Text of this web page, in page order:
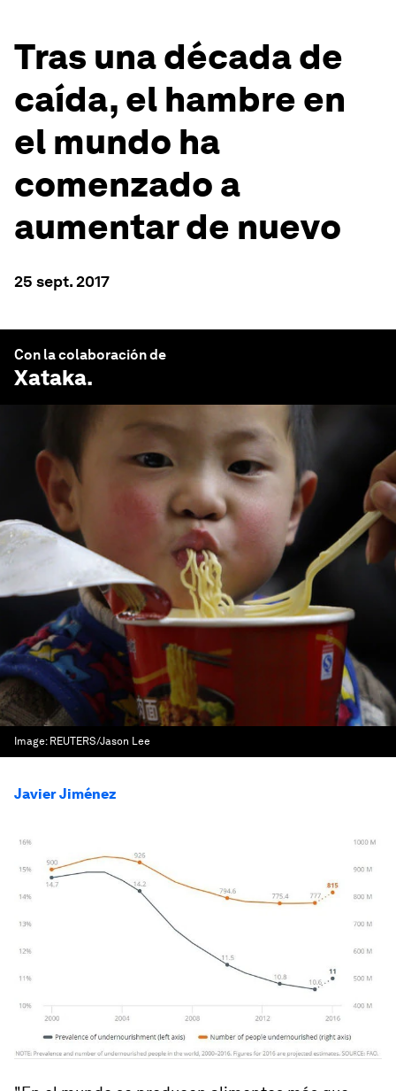
Tras una década de
caída, el hambre en
el mundo ha
comenzado a
aumentar de nuevo
25 sept. 2017
Con la colaboración de
Xataka.
Image: REUTERS/Jason Lee
Javier Jiménez